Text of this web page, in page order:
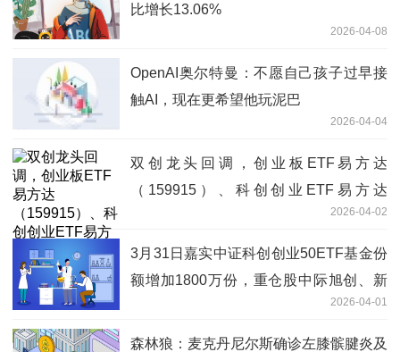
比增长13.06%
2026-04-08
OpenAI奥尔特曼：不愿自己孩子过早接
触AI，现在更希望他玩泥巴
2026-04-04
双创龙头回调，创业板ETF易方达
（159915）、科创创业ETF易方达
2026-04-02
3月31日嘉实中证科创创业50ETF基金份
额增加1800万份，重仓股中际旭创、新
2026-04-01
森林狼：麦克丹尼尔斯确诊左膝髌腱炎及